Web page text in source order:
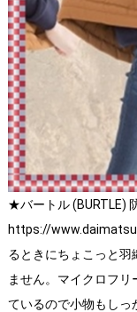
★バートル (BURTLE)
https://
るときにちょこっと羽
ません。マイクロフ
ているので小物もしっ